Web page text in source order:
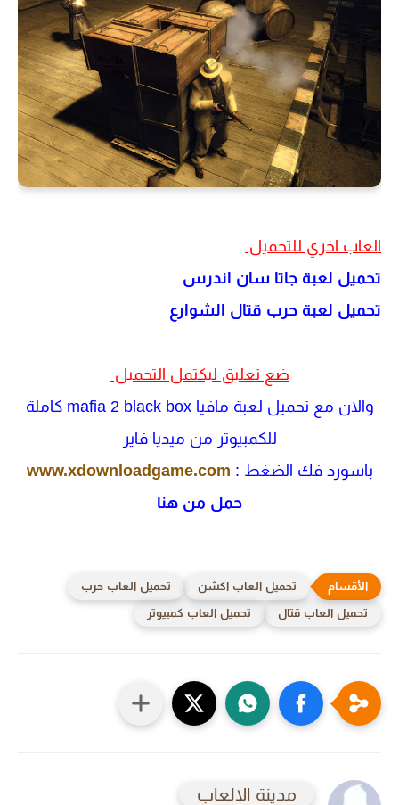
العاب اخري للتحميل
تحميل لعبة جاتا سان اندرس
تحميل لعبة حرب قتال الشوارع
ضع تعليق ليكتمل التحميل
والان مع تحميل لعبة مافيا mafia 2 black box كاملة
للكمبيوتر من ميديا فاير
باسورد فك الضغط : www.xdownloadgame.com
حمل من هنا
تحميل العاب اكشن
تحميل العاب حرب
تحميل العاب قتال
تحميل العاب كمبيوتر
مدينة الالعاب